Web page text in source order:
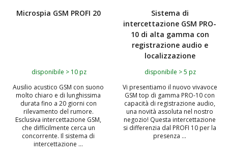
Microspia GSM PROFI 20
disponibile > 10 pz
Ausilio acustico GSM con suono
molto chiaro e di lunghissima
durata fino a 20 giorni con
rilevamento del rumore.
Esclusiva intercettazione GSM,
che difficilmente cerca un
concorrente. Il sistema di
intercettazione ...
Sistema di
intercettazione GSM PRO-
10 di alta gamma con
registrazione audio e
localizzazione
disponibile > 5 pz
Vi presentiamo il nuovo vivavoce
GSM top di gamma PRO-10 con
capacità di registrazione audio,
una novità assoluta nel nostro
negozio! Questa intercettazione
si differenzia dal PROFI 10 per la
presenza ...